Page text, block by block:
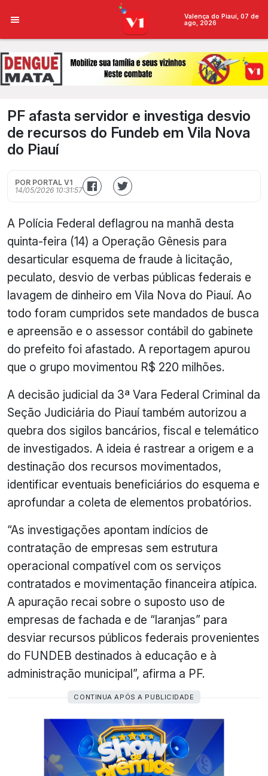
Valença do Piauí, 07 de
ago, 2026
PF afasta servidor e investiga desvio
de recursos do Fundeb em Vila Nova
do Piauí
POR PORTAL V1
14/05/2026 10:31:57
A Polícia Federal deflagrou na manhã desta
quinta-feira (14) a Operação Gênesis para
desarticular esquema de fraude à licitação,
peculato, desvio de verbas públicas federais e
lavagem de dinheiro em Vila Nova do Piauí. Ao
todo foram cumpridos sete mandados de busca
e apreensão e o assessor contábil do gabinete
do prefeito foi afastado. A reportagem apurou
que o grupo movimentou R$ 220 milhões.
A decisão judicial da 3ª Vara Federal Criminal da
Seção Judiciária do Piauí também autorizou a
quebra dos sigilos bancários, fiscal e telemático
de investigados. A ideia é rastrear a origem e a
destinação dos recursos movimentados,
identificar eventuais beneficiários do esquema e
aprofundar a coleta de elementos probatórios.
“As investigações apontam indícios de
contratação de empresas sem estrutura
operacional compatível com os serviços
contratados e movimentação financeira atípica.
A apuração recai sobre o suposto uso de
empresas de fachada e de “laranjas” para
desviar recursos públicos federais provenientes
do FUNDEB destinados à educação e à
administração municipal”, afirma a PF.
CONTINUA APÓS A PUBLICIDADE